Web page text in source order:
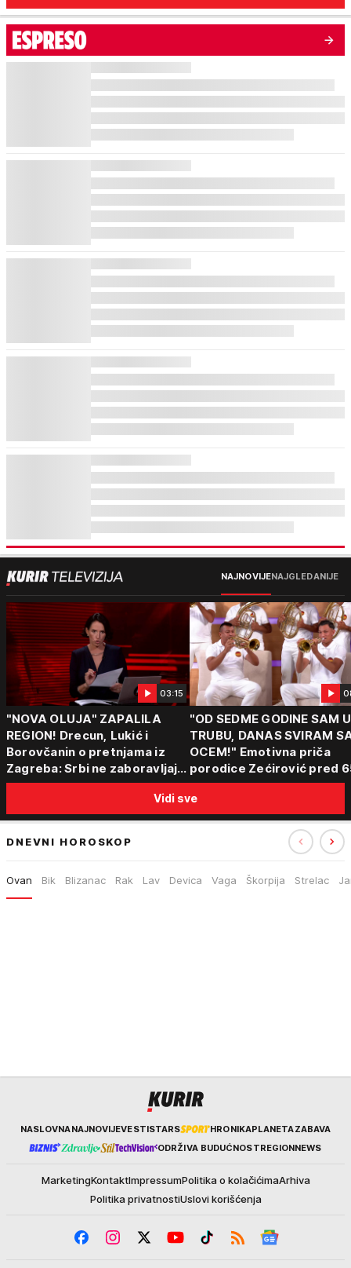
NAJNOVIJENAJGLEDANIJE
03:15
"NOVA OLUJA" ZAPALILA
REGION! Drecun, Lukić i
Borovčanin o pretnjama iz
Zagreba: Srbi ne zaboravljaju
progon
"OD SEDME GODINE SAM
TRUBU, DANAS SVIRAM
OCEM!" Emotivna priča
porodice Zećirović pred
Sabor trubača u Guči
Vidi sve
DNEVNI HOROSKOP
Ovan Bik Blizanac Rak Lav Devica Vaga Škorpija Strelac
KurirNASLOVNANAJNOVIJEVESTISTARS HRONIKAPLANETAZABAVA
ODRŽIVA BUDUĆNOSTREGIONNEWS
MarketingKontaktImpressumPolitika o kolačićimaArhiva
Politika privatnostiUslovi korišćenja